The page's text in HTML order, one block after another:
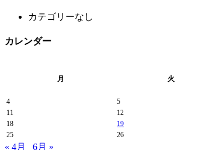
カテゴリーなし
カレンダー
月 火
4
5
11
12
18
19
25
26
« 4月 6月 »